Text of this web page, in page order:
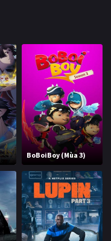
BoBoiBoy (Mùa 3)